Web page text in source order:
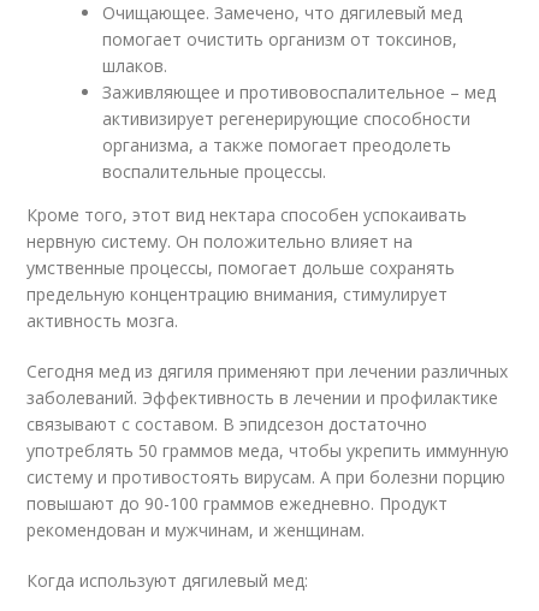
Очищающее. Замечено, что дягилевый мед
помогает очистить организм от токсинов,
шлаков.
Заживляющее и противовоспалительное – мед
активизирует регенерирующие способности
организма, а также помогает преодолеть
воспалительные процессы.
Кроме того, этот вид нектара способен успокаивать
нервную систему. Он положительно влияет на
умственные процессы, помогает дольше сохранять
предельную концентрацию внимания, стимулирует
активность мозга.
Сегодня мед из дягиля применяют при лечении различных
заболеваний. Эффективность в лечении и профилактике
связывают с составом. В эпидсезон достаточно
употреблять 50 граммов меда, чтобы укрепить иммунную
систему и противостоять вирусам. А при болезни порцию
повышают до 90-100 граммов ежедневно. Продукт
рекомендован и мужчинам, и женщинам.
Когда используют дягилевый мед: